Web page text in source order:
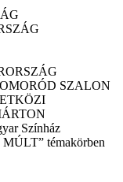
SZALON
Színház
témakörben